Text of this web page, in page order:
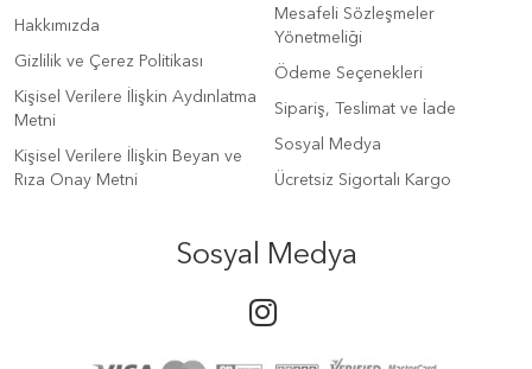
Hakkımızda
Gizlilik ve Çerez Politikası
Kişisel Verilere İlişkin Aydınlatma
Metni
Kişisel Verilere İlişkin Beyan ve
Rıza Onay Metni
Mesafeli Sözleşmeler
Yönetmeliği
Ödeme Seçenekleri
Sipariş, Teslimat ve İade
Sosyal Medya
Ücretsiz Sigortalı Kargo
Sosyal Medya